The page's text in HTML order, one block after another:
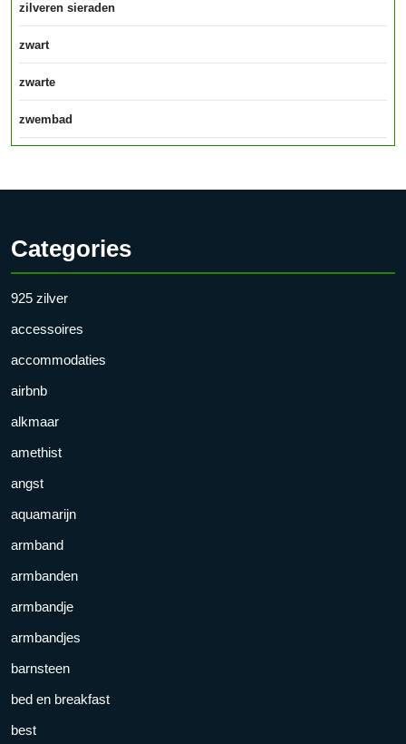
zilveren sieraden
zwart
zwarte
zwembad
Categories
925 zilver
accessoires
accommodaties
airbnb
alkmaar
amethist
angst
aquamarijn
armband
armbanden
armbandje
armbandjes
barnsteen
bed en breakfast
best